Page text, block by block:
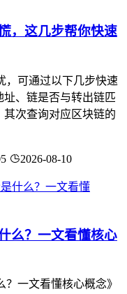
，这几步帮你快速
，可通过以下几步快速
、链是否与转出链匹
次查询对应区块链的
2026-08-10
么？一文看懂核心
？一文看懂核心概念》